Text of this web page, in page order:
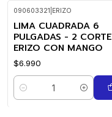
090603321 ERIZO
LIMA CUADRADA 6
PULGADAS - 2 CORTE
ERIZO CON MANGO
$6.990
Cantidad